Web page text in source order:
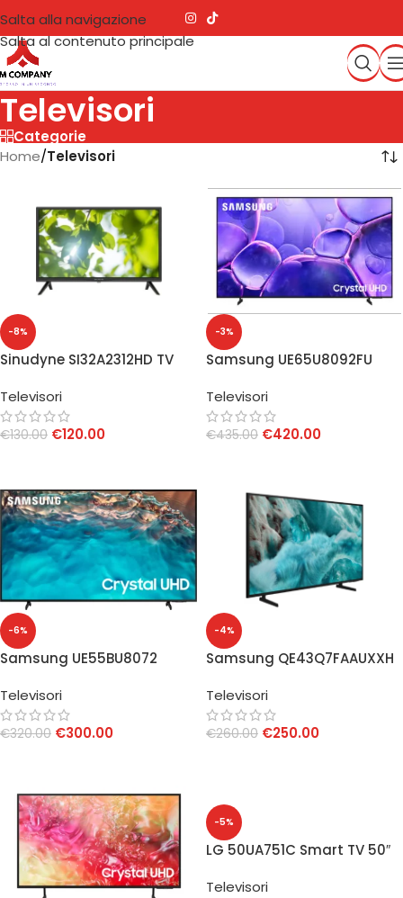
Salta alla navigazione
Salta al contenuto principale
Televisori
Categorie
Home/Televisori
-8%
Sinudyne SI32A2312HD TV
Televisori
€130.00 €120.00
-3%
Samsung UE65U8092FU
Televisori
€435.00 €420.00
-6%
Samsung UE55BU8072
Televisori
€320.00 €300.00
-4%
Samsung QE43Q7FAAUXXH
Televisori
€260.00 €250.00
-5%
LG 50UA751C Smart TV 50″
Televisori